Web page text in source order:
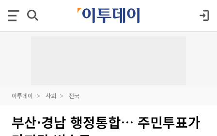
이투데이 사회 전국
부산·경남 행정통합… 주민투표가